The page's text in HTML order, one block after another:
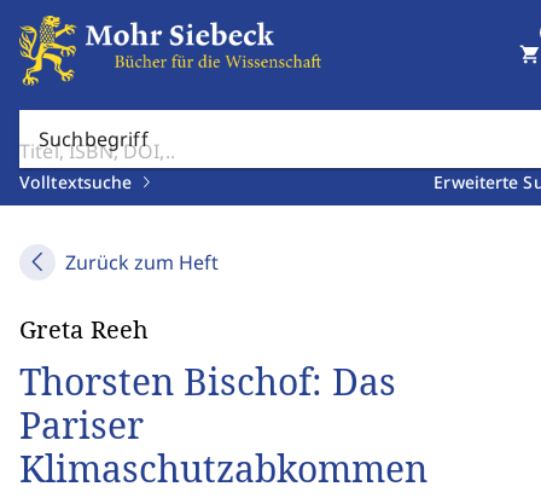
Suchbegriff
Volltextsuche Erweiterte
shopping_cart
Zurück zum Heft
Greta Reeh
Thorsten Bischof: Das
Pariser
Klimaschutzabkommen